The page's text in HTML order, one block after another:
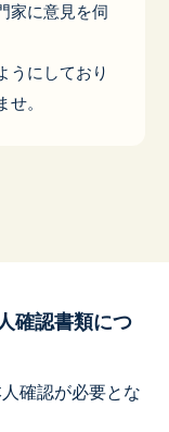
家に意見を伺
うにしており
。
確認書類につ
確認が必要とな